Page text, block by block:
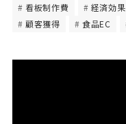
看板制作費
経済効果
顧客獲得
食品EC